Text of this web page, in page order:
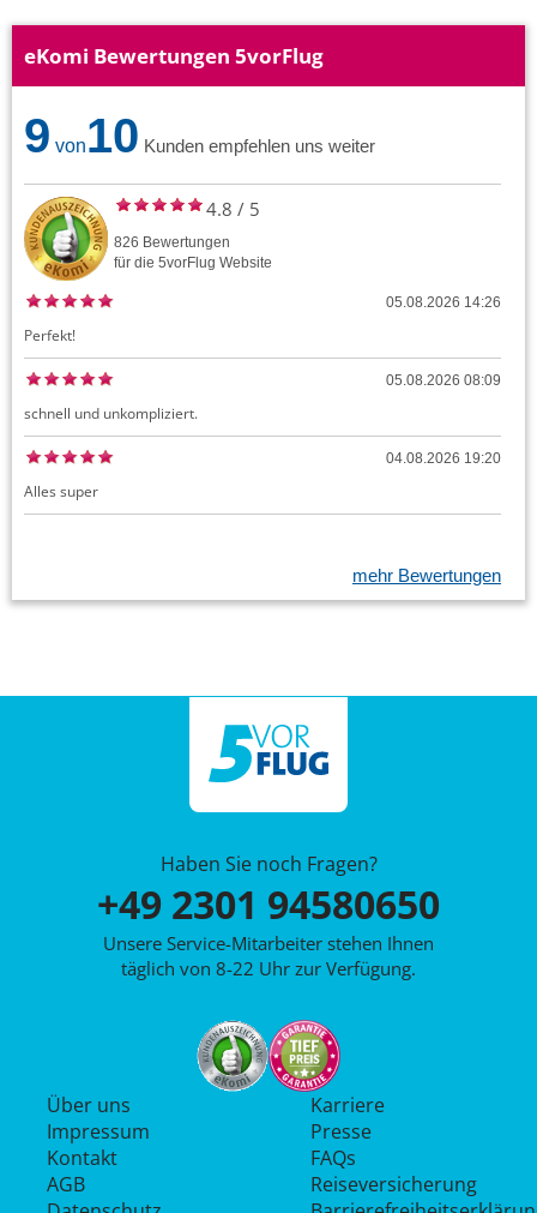
eKomi Bewertungen 5vorFlug
9 von10 Kunden empfehlen uns weiter
4.8 / 5
826 Bewertungen
für die 5vorFlug Website
05.08.2026 14:26
Perfekt!
05.08.2026 08:09
schnell und unkompliziert.
04.08.2026 19:20
Alles super
mehr Bewertungen
Haben Sie noch Fragen?
+49 2301 94580650
Unsere Service-Mitarbeiter stehen Ihnen
täglich von 8-22 Uhr zur Verfügung.
Über uns
Impressum
Kontakt
AGB
Karriere
Presse
FAQs
Reiseversicherung